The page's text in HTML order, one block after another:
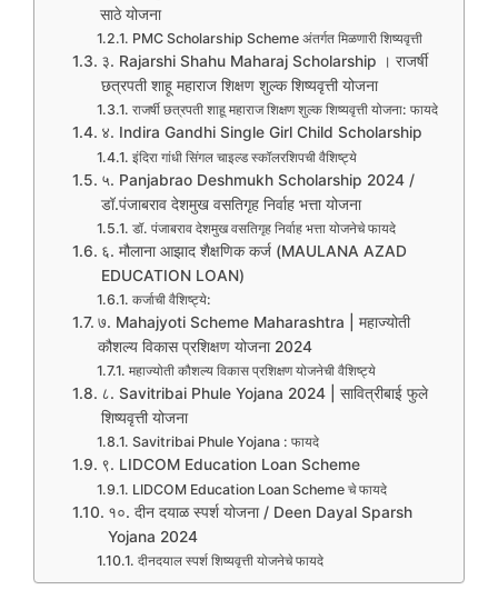
साठे योजना
PMC Scholarship Scheme अंतर्गत मिळणारी शिष्यवृत्ती
३. Rajarshi Shahu Maharaj Scholarship । राजर्षी
छत्रपती शाहू महाराज शिक्षण शुल्क शिष्यवृत्ती योजना
राजर्षी छत्रपती शाहू महाराज शिक्षण शुल्क शिष्यवृत्ती योजना: फायदे
४. Indira Gandhi Single Girl Child Scholarship
इंदिरा गांधी सिंगल चाइल्ड स्कॉलरशिपची वैशिष्ट्ये
५. Panjabrao Deshmukh Scholarship 2024 /
डॉ.पंजाबराव देशमुख वसतिगृह निर्वाह भत्ता योजना
डॉ. पंजाबराव देशमुख वसतिगृह निर्वाह भत्ता योजनेचे फायदे
६. मौलाना आझाद शैक्षणिक कर्ज (MAULANA AZAD
EDUCATION LOAN)
कर्जाची वैशिष्ट्ये:
७. Mahajyoti Scheme Maharashtra | महाज्योती
कौशल्य विकास प्रशिक्षण योजना 2024
महाज्योती कौशल्य विकास प्रशिक्षण योजनेची वैशिष्ट्ये
८. Savitribai Phule Yojana 2024 | सावित्रीबाई फुले
शिष्यवृत्ती योजना
Savitribai Phule Yojana : फायदे
९. LIDCOM Education Loan Scheme
LIDCOM Education Loan Scheme चे फायदे
१०. दीन दयाळ स्पर्श योजना / Deen Dayal Sparsh
Yojana 2024
दीनदयाल स्पर्श शिष्यवृत्ती योजनेचे फायदे